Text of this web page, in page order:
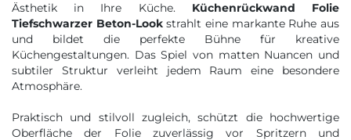
Ästhetik in Ihre Küche. Küchenrückwand Folie
Tiefschwarzer Beton-Lookstrahlt eine markante Ruhe aus
und bildet die perfekte Bühne für kreative
Küchengestaltungen. Das Spiel von matten Nuancen und
subtiler Struktur verleiht jedem Raum eine besondere
Atmosphäre.
Praktisch und stilvoll zugleich, schützt die hochwertige
Oberfläche der Folie zuverlässig vor Spritzern und